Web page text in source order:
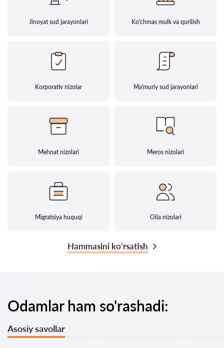
Jinoyat sud jarayonlari Ko'chmas mulk va qurilish
Korporativ nizolar Ma'muriy sud jarayonlari
Mehnat nizolari Meros nizolari
Migratsiya huquqi Oila nizolari
Hammasini ko‘rsatish
Odamlar ham so'rashadi:
Asosiy savollar